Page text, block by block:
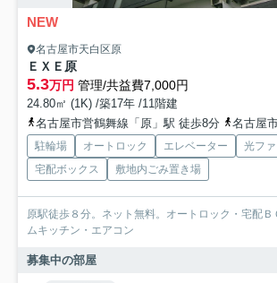
NEW
名古屋市天白区原
ＥＸＥ原
5.3万円 管理/共益費7,000円
24.80㎡ (1K) /築17年 /11階建
名古屋市営鶴舞線「原」駅 徒歩8分
名古屋市営
駐輪場 オートロック エレベーター
光フ
宅配ボックス
敷地内ごみ置き場
原駅徒歩８分。ネット無料。オートロック・宅配
ムキッチン・エアコン
募集中の部屋